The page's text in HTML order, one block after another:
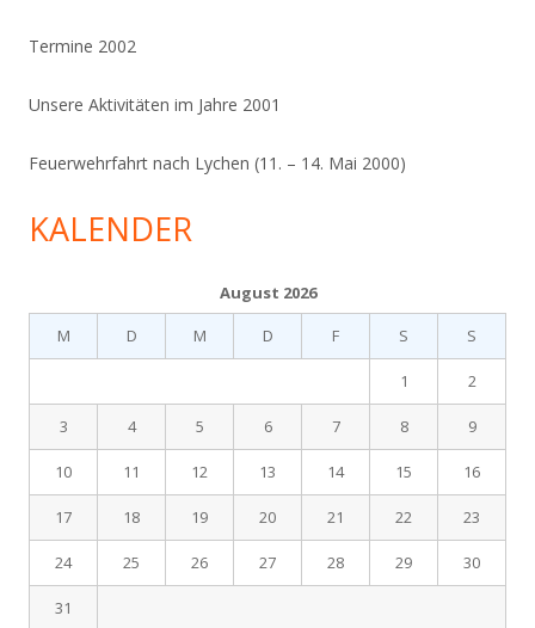
Termine 2002
Unsere Aktivitäten im Jahre 2001
Feuerwehrfahrt nach Lychen (11. – 14. Mai 2000)
KALENDER
August 2026
M
D M D F S S
1 2
3 4 5 6 7 8 9
10 11 12 13 14 15 16
17 18 19 20 21 22 23
24 25 26 27 28 29 30
31